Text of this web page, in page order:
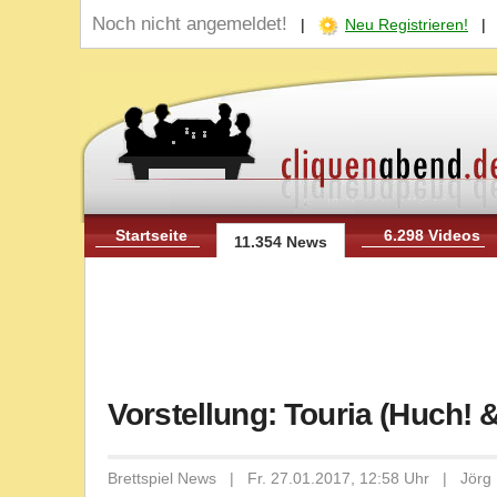
Noch nicht angemeldet! | Neu Registrieren!
Startseite 11.354 News 6.298 Videos
Vorstellung: Touria (Huch!
Brettspiel News | Fr. 27.01.2017, 12:58 Uhr | Jörg